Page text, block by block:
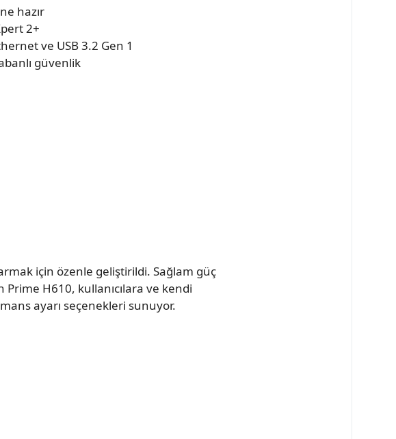
hazır
2+
ve USB 3.2 Gen 1
güvenlik
için özenle geliştirildi. Sağlam güç
H610, kullanıcılara ve kendi
ayarı seçenekleri sunuyor.